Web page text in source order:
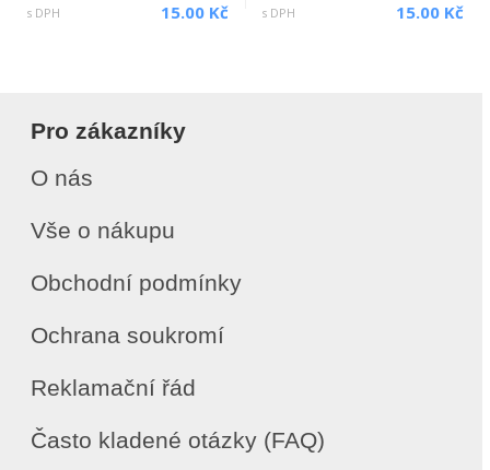
s DPH 15.00 Kč s DPH 15.00 Kč
Pro zákazníky
O nás
Vše o nákupu
Obchodní podmínky
Ochrana soukromí
Reklamační řád
Často kladené otázky (FAQ)